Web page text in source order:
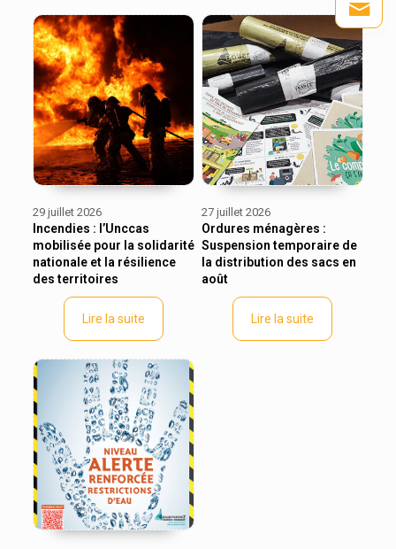
29 juillet 2026
Incendies : l’Unccas
mobilisée pour la solidarité
nationale et la résilience
des territoires
Lire la suite
27 juillet 2026
Ordures ménagères :
Suspension temporaire de
la distribution des sacs en
août
Lire la suite